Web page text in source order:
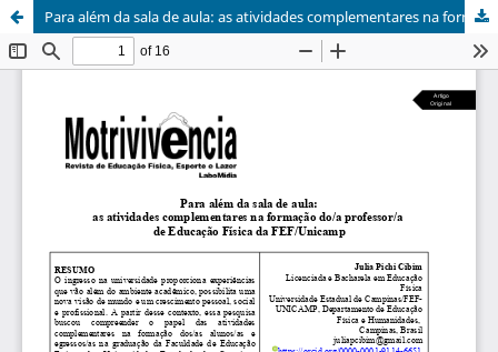
Para além da sala de aula: as atividades complementares na formação do/a professor/a de Educação Física da FEF/Unicamp